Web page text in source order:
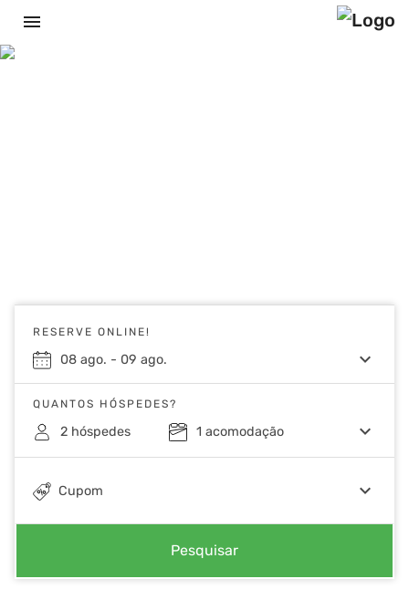
menu
RESERVE ONLINE!
08 ago. - 09 ago. keyboard_arrow_down
QUANTOS HÓSPEDES?
2 hóspedes 1 acomodação keyboard_arrow_down
Cupom keyboard_arrow_down
Pesquisar